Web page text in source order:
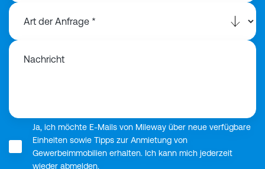
Nachricht
Ja, ich möchte E-Mails von Mileway über neue verfügbare
Einheiten sowie Tipps zur Anmietung von
Gewerbeimmobilien erhalten. Ich kann mich jederzeit
wieder abmelden.